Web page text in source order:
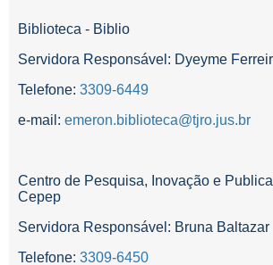
Biblioteca - Biblio
Servidora Responsável: Dyeyme
Telefone: 3309-6449
e-mail: emeron.biblioteca@tjro.jus.br
Centro de Pesquisa, Inovação e
Cepep
Servidora Responsável: Bruna Baltazar
Telefone: 3309-6450